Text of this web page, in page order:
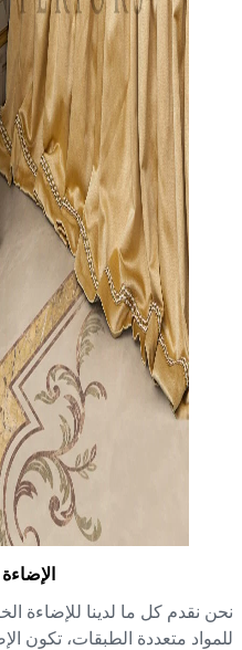
الإضاءة
نقدم كل ما لدينا للإضاءة
متعددة الطبقات، تكون